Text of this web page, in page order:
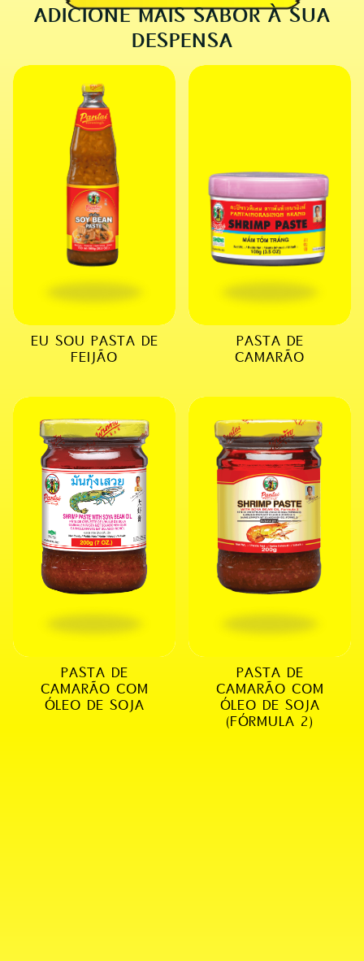
ADICIONE MAIS SABOR À SUA
DESPENSA
EU SOU PASTA DE
FEIJÃO
PASTA DE
CAMARÃO
PASTA DE
CAMARÃO COM
ÓLEO DE SOJA
PASTA DE
CAMARÃO COM
ÓLEO DE SOJA
(FÓRMULA 2)